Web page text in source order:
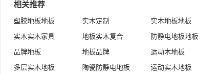
相关推荐
塑胶地板地板 实木定制 实木地板地板
实木实木家具 地板实木复合 防静电地板地板
品牌地板 地板品牌 运动木地板
多层实木地板 陶瓷防静电地板 运动实木地板